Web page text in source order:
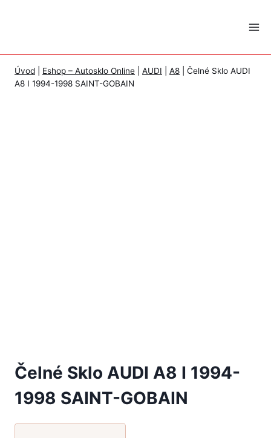
Úvod Eshop – Autosklo Online AUDI A8
Čelné Sklo AUDI
A8 I 1994-1998 SAINT-GOBAIN
Čelné Sklo AUDI A8 I 1994-
1998 SAINT-GOBAIN